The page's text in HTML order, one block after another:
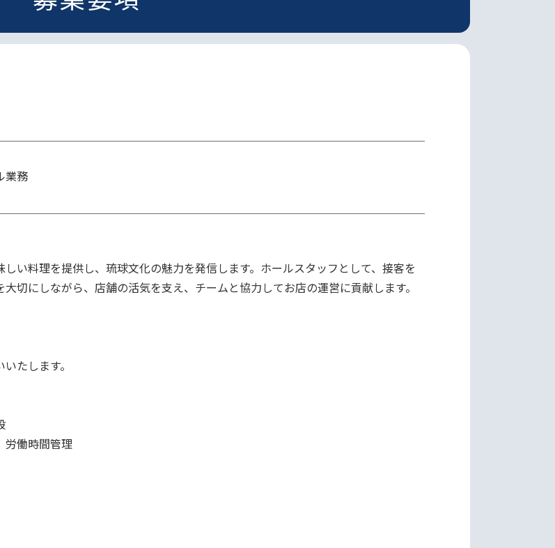
業務
い料理を提供し、琉球文化の魅力を発信します。ホールスタッフとして、接客を
切にしながら、店舗の活気を支え、チームと協力してお店の運営に貢献します。
たします。
労働時間管理